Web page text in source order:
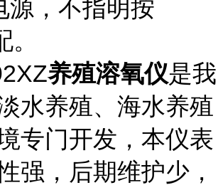
源，不指明按
养殖溶氧仪是我
水养殖、海水养殖
专门开发，本仪表
强，后期维护少，